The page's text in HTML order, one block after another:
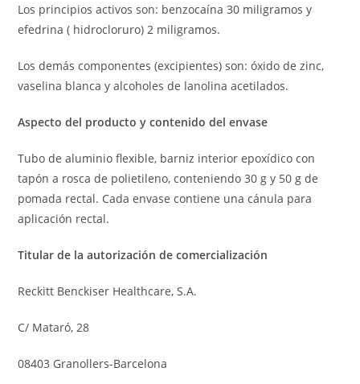
Los principios activos son: benzocaína 30 miligramos y
efedrina ( hidrocloruro) 2 miligramos.
Los demás componentes (excipientes) son: óxido de zinc,
vaselina blanca y alcoholes de lanolina acetilados.
Aspecto del producto y contenido del envase
Tubo de aluminio flexible, barniz interior epoxídico con
tapón a rosca de polietileno, conteniendo 30 g y 50 g de
pomada rectal. Cada envase contiene una cánula para
aplicación rectal.
Titular de la autorización de comercialización
Reckitt Benckiser Healthcare, S.A.
C/ Mataró, 28
08403 Granollers-Barcelona